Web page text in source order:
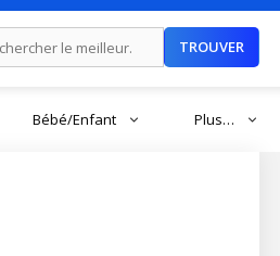
: TROUVER
Bébé/Enfant Plus…